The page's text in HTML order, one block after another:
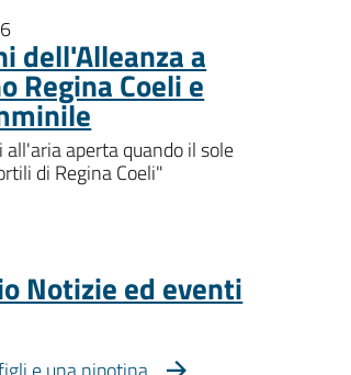
dell'Alleanza a
Regina Coeli e
aperta quando il sole
di Regina Coeli"
Notizie ed eventi